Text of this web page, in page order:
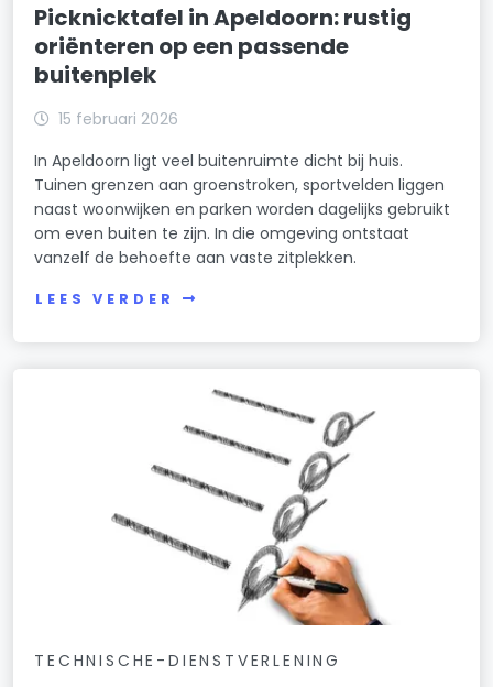
Picknicktafel in Apeldoorn: rustig
oriënteren op een passende
buitenplek
15 februari 2026
In Apeldoorn ligt veel buitenruimte dicht bij huis.
Tuinen grenzen aan groenstroken, sportvelden liggen
naast woonwijken en parken worden dagelijks gebruikt
om even buiten te zijn. In die omgeving ontstaat
vanzelf de behoefte aan vaste zitplekken.
LEES VERDER
TECHNISCHE-DIENSTVERLENING